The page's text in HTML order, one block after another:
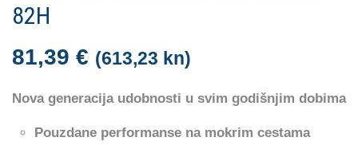
82H
81,39 € (613,23 kn)
Nova generacija udobnosti u svim godišnjim dobima
Pouzdane performanse na mokrim cestama